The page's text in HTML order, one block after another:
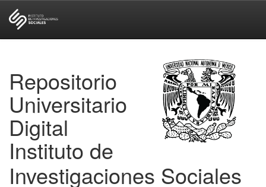
Repositorio
Universitario
Digital
Instituto de
Investigaciones Sociales